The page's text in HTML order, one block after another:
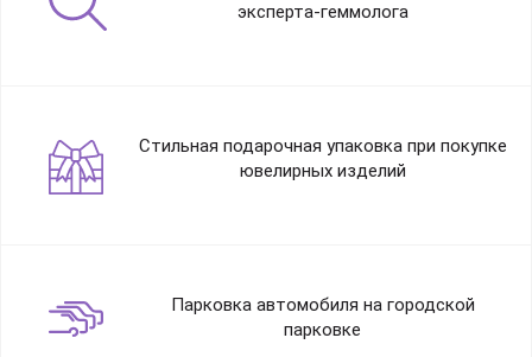
эксперта-геммолога
Стильная подарочная упаковка при покупке
ювелирных изделий
Парковка автомобиля на городской
парковке